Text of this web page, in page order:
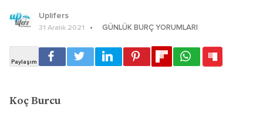
Uplifers
31 Aralık 2021 GÜNLÜK BURÇ YORUMLARI
Koç Burcu